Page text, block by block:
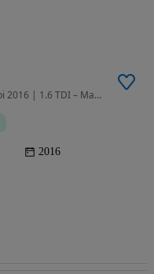
1598 cm3 • 116 CP • Skoda Octavia Combi 2016 | 1.6 TDI – Manuală, 185.000 km, Scaune Încăl
2016